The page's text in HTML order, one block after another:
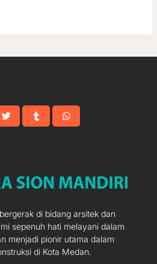
di bidang arsitek dan
sepenuh hati melayani dalam
menjadi pionir utama dalam
di Kota Medan.